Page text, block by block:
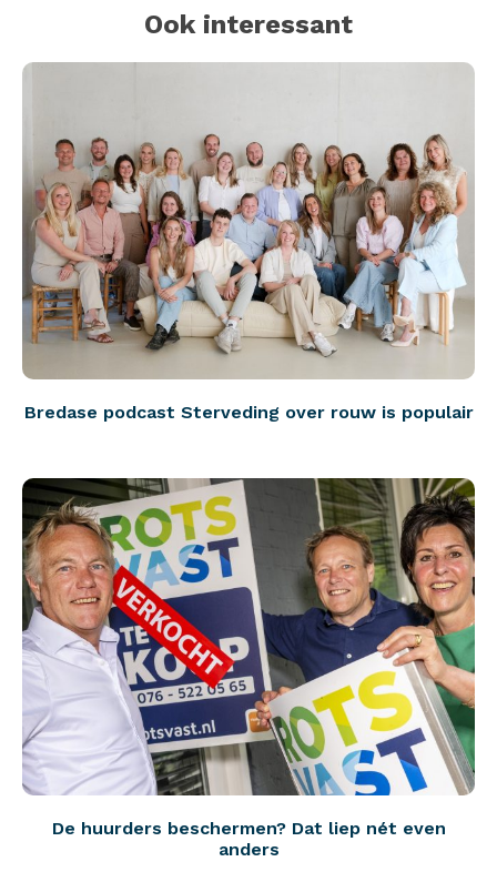
Ook interessant
Bredase podcast Sterveding over rouw is populair
De huurders beschermen? Dat liep nét even
anders